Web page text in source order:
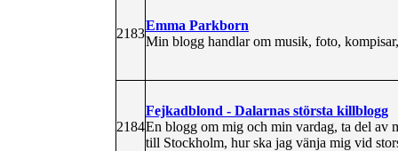
2183
Emma Parkborn
Min blogg handlar om musik, foto,
2184
Fejkadblond - Dalarnas största killblogg
En blogg om mig och min vardag, ta del av
till Stockholm, hur ska jag vänja mig vid